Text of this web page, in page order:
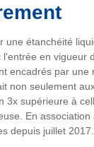
étanchéité
en
encadrés par
non seulement
supérieure à
En
depuis juillet 2017.